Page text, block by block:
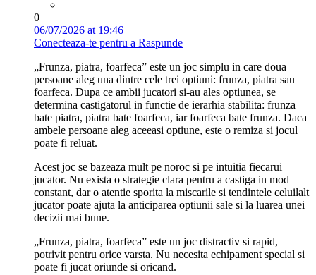
0
06/07/2026 at 19:46
Conecteaza-te pentru a Raspunde
„Frunza, piatra, foarfeca” este un joc simplu in care doua
persoane aleg una dintre cele trei optiuni: frunza, piatra sau
foarfeca. Dupa ce ambii jucatori si-au ales optiunea, se
determina castigatorul in functie de ierarhia stabilita: frunza
bate piatra, piatra bate foarfeca, iar foarfeca bate frunza. Daca
ambele persoane aleg aceeasi optiune, este o remiza si jocul
poate fi reluat.
Acest joc se bazeaza mult pe noroc si pe intuitia fiecarui
jucator. Nu exista o strategie clara pentru a castiga in mod
constant, dar o atentie sporita la miscarile si tendintele celuilalt
jucator poate ajuta la anticiparea optiunii sale si la luarea unei
decizii mai bune.
„Frunza, piatra, foarfeca” este un joc distractiv si rapid,
potrivit pentru orice varsta. Nu necesita echipament special si
poate fi jucat oriunde si oricand.